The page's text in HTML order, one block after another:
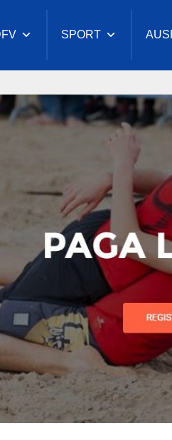
SPORT